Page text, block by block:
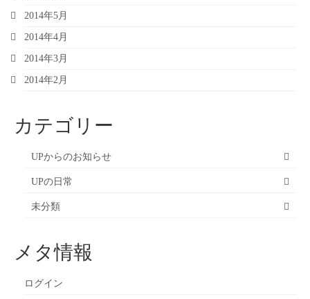
2014年5月
2014年4月
2014年3月
2014年2月
カテゴリー
UPからのお知らせ
UPの日常
未分類
メタ情報
ログイン